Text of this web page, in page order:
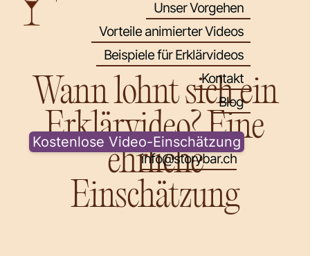
Unser Vorgehen
→ Unser Vorgehen
Vorteile animierter Videos
→ Vorteile animierter Videos
Beispiele für Erklärvideos
→ Beispiele für Erklärvideos
Kontakt
→ Kontakt
Blog
→ Blog
Kostenlose Video-Einschätzung
info@storybar.ch
info@storybar.ch
Wann lohnt sich ein
Erklärvideo? Eine
ehrliche
Einschätzung